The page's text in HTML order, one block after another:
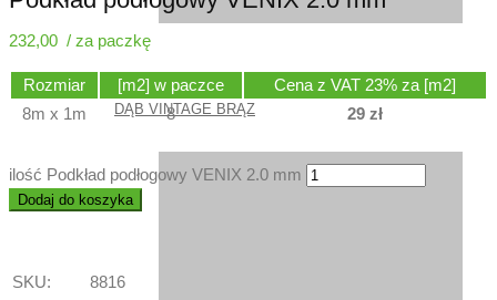
DĄB VINTAGE BRĄZ
232,00
Rozmiar [m2] w paczce
Cena z VAT 23% za [m2]
8m x 1m
8 29 zł
ilość Podkład podłogowy VENIX 2.0 mm
Dodaj do koszyka
SKU:
8816